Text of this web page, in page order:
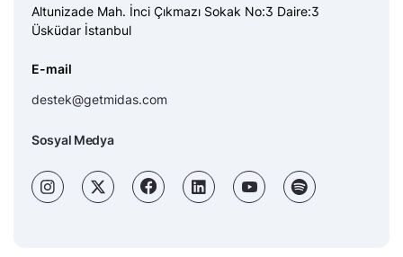
Altunizade Mah. İnci Çıkmazı Sokak No:3 Daire:3
Üsküdar İstanbul
E-mail
destek@getmidas.com
Sosyal Medya